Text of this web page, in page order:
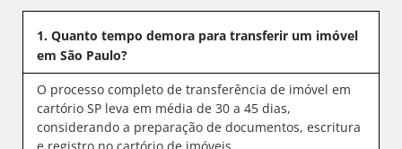
1. Quanto tempo demora para transferir um imóvel
em São Paulo?
O processo completo de transferência de imóvel em
cartório SP leva em média de 30 a 45 dias,
considerando a preparação de documentos, escritura
e registro no cartório de imóveis.